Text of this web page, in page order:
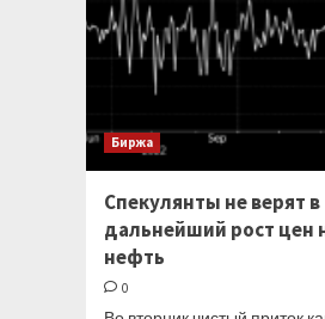
Биржа
Спекулянты не верят в
дальнейший рост цен
нефть
0